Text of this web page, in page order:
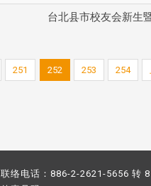
台北县市校友会新生
251 252 253 254
联络电话：886-2-2621-5656 转